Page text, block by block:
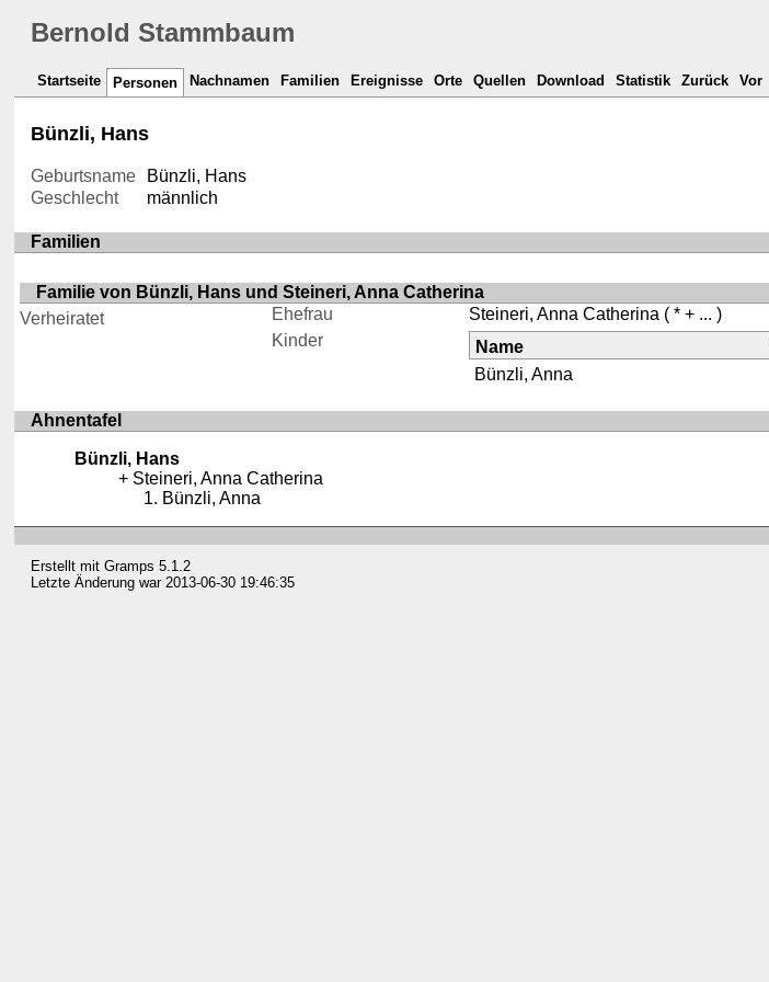
Bernold Stammbaum
Startseite Personen Nachnamen Familien Ereignisse Orte Quellen Download Statistik Zurück Vor
Bünzli, Hans
Geburtsname
Bünzli, Hans
Geschlecht
männlich
Familien
Familie von Bünzli, Hans und Steineri, Anna Catherina
Verheiratet
Ehefrau Steineri, Anna Catherina( * + ... )
Kinder
Name
Bünzli, Anna
Ahnentafel
Bünzli, Hans
Steineri, Anna Catherina
Bünzli, Anna
Erstellt mitGramps 5.1.2
Letzte Änderung war 2013-06-30 19:46:35